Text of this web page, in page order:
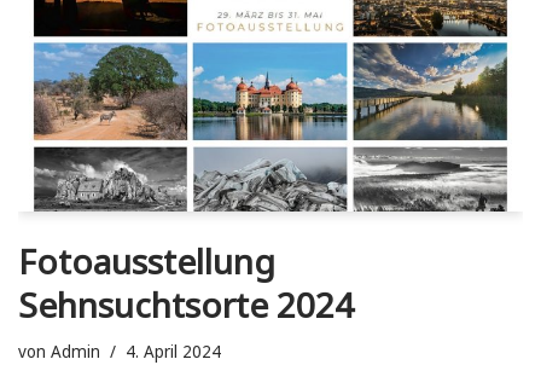
Fotoausstellung
Sehnsuchtsorte 2024
von Admin 4. April 2024